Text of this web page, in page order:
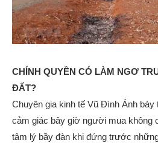
CHÍNH QUYỀN CÓ LÀM NGƠ
ĐẤT?
Chuyên gia kinh tế Vũ Đình Ánh bày
cảm giác bây giờ người mua không
tâm lý bầy đàn khi đứng trước